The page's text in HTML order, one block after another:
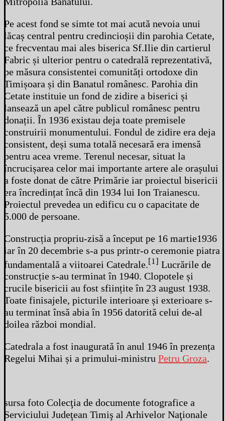
Pe acest fond se simte tot mai acută nevoia unui
lăcaș central pentru credincioșii din parohia Cetate,
ce frecventau mai ales biserica Sf.Ilie din cartierul
Fabric și ulterior pentru o catedrală reprezentativă,
pe măsura consistentei comunități ortodoxe din
Timișoara și din Banatul românesc. Parohia din
Cetate instituie un fond de zidire a biserici și
lansează un apel către publicul românesc pentru
donații. În 1936 existau deja toate premisele
construirii monumentului. Fondul de zidire era deja
consistent, deși suma totală necesară era imensă
pentru acea vreme. Terenul necesar, situat la
încrucișarea celor mai importante artere ale orașului
a foste donat de către Primărie iar proiectul bisericii
era încredințat încă din 1934 lui Ion Traianescu.
Proiectul prevedea un edificu cu o capacitate de
5.000 de persoane.
Construcția propriu-zisă a început pe 16 martie1936
iar în 20 decembrie s-a pus printr-o ceremonie piatra
fundamentală a viitoarei Catedrale. [1] Lucrările de
construcție s-au terminat în 1940. Clopotele și
crucile bisericii au fost sființite în 23 august 1938.
Toate finisajele, picturile interioare și exterioare s-
au terminat însă abia în 1956 datorită celui de-al
doilea război mondial.
Catedrala a fost inaugurată în anul 1946 în prezența
Regelui Mihai și a primului-ministru Petru Groza.
sursa foto Colecţia de documente fotografice a
Serviciului Judeţean Timiş al Arhivelor Naţionale